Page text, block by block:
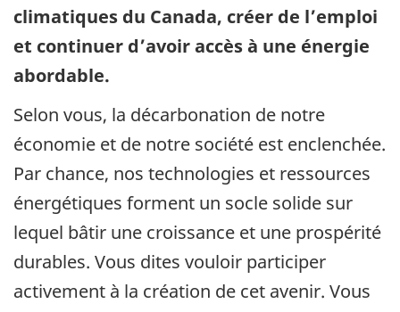
climatiques du Canada, créer de l’emploi
et continuer d’avoir accès à une énergie
abordable.
Selon vous, la décarbonation de notre
économie et de notre société est enclenchée.
Par chance, nos technologies et ressources
énergétiques forment un socle solide sur
lequel bâtir une croissance et une prospérité
durables. Vous dites vouloir participer
activement à la création de cet avenir. Vous